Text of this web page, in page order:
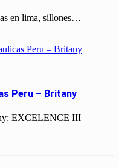
en lima, sillones…
Peru – Britany
EXCELENCE III